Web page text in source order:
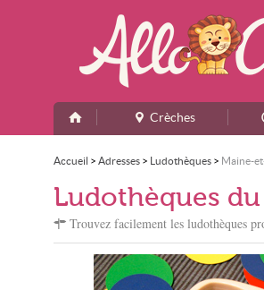
Crèches
Accueil > Adresses > Ludothèques > Maine-
Ludothèques
Trouvez facilement les ludothèques